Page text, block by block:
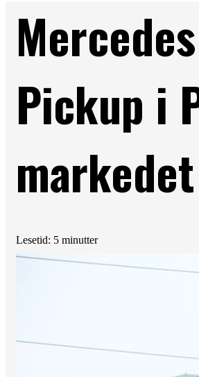
Pickup i
markedet
Lesetid: 5 minutter